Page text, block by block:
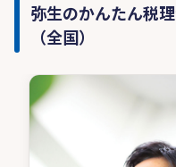
弥生のかんたん税
（全国）